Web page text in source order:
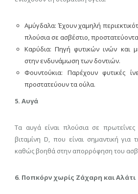
Αμύγδαλα: Έχουν χαμηλή
πλούσια σε ασβέστιο,
Καρύδια: Πηγή φυτικών ινών και
στην ενδυνάμωση των δοντιών.
Φουντούκια: Παρέχουν φυτικές
προστατεύουν τα ούλα.
5. Αυγά
Τα αυγά είναι πλούσια σε πρωτεΐνες
βιταμίνη D, που είναι σημαντική για
καθώς βοηθά στην απορρόφηση του
6. Ποπκόρν χωρίς Ζάχαρη και Αλάτι